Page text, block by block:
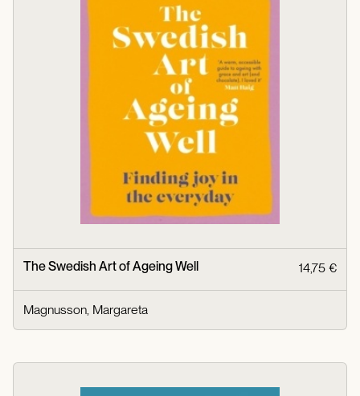
The Swedish Art of Ageing Well 14,75 €
Magnusson, Margareta